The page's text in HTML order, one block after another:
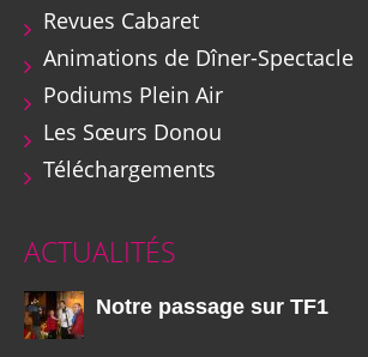
Revues Cabaret
Animations de Dîner-Spectacle
Podiums Plein Air
Les Sœurs Donou
Téléchargements
ACTUALITÉS
Notre passage sur TF1